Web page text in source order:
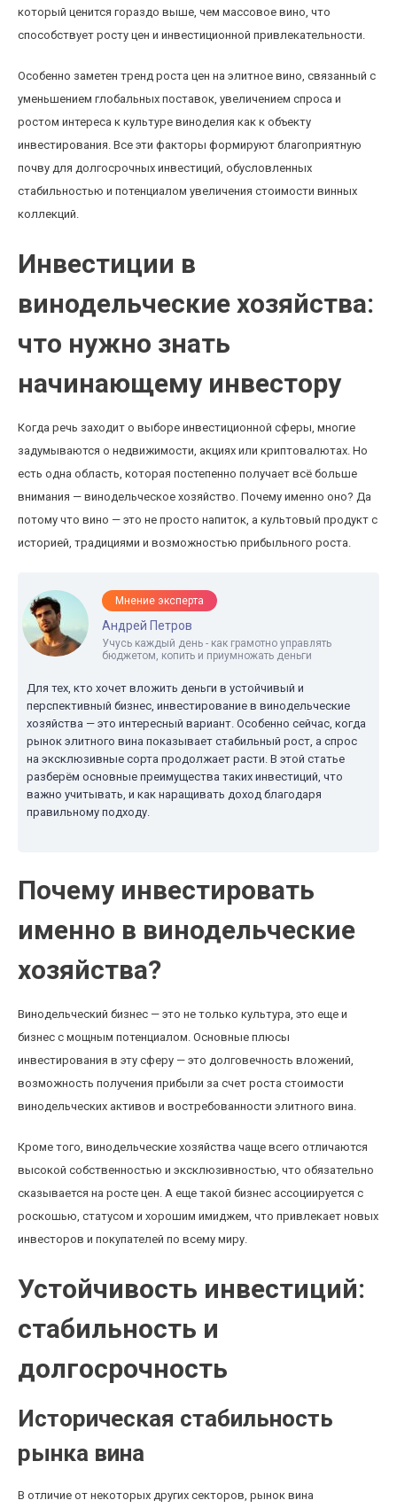
который ценится гораздо выше, чем массовое вино, что
способствует росту цен и инвестиционной привлекательности.
Особенно заметен тренд роста цен на элитное вино, связанный с
уменьшением глобальных поставок, увеличением спроса и
ростом интереса к культуре виноделия как к объекту
инвестирования. Все эти факторы формируют благоприятную
почву для долгосрочных инвестиций, обусловленных
стабильностью и потенциалом увеличения стоимости винных
коллекций.
Инвестиции в
винодельческие хозяйства:
что нужно знать
начинающему инвестору
Когда речь заходит о выборе инвестиционной сферы, многие
задумываются о недвижимости, акциях или криптовалютах. Но
есть одна область, которая постепенно получает всё больше
внимания — винодельческое хозяйство. Почему именно оно? Да
потому что вино — это не просто напиток, а культовый продукт с
историей, традициями и возможностью прибыльного роста.
Мнение эксперта
Андрей Петров
Учусь каждый день - как грамотно управлять
бюджетом, копить и приумножать деньги
Для тех, кто хочет вложить деньги в устойчивый и
перспективный бизнес, инвестирование в винодельческие
хозяйства — это интересный вариант. Особенно сейчас, когда
рынок элитного вина показывает стабильный рост, а спрос
на эксклюзивные сорта продолжает расти. В этой статье
разберём основные преимущества таких инвестиций, что
важно учитывать, и как наращивать доход благодаря
правильному подходу.
Почему инвестировать
именно в винодельческие
хозяйства?
Винодельческий бизнес — это не только культура, это еще и
бизнес с мощным потенциалом. Основные плюсы
инвестирования в эту сферу — это долговечность вложений,
возможность получения прибыли за счет роста стоимости
винодельческих активов и востребованности элитного вина.
Кроме того, винодельческие хозяйства чаще всего отличаются
высокой собственностью и эксклюзивностью, что обязательно
сказывается на росте цен. А еще такой бизнес ассоциируется с
роскошью, статусом и хорошим имиджем, что привлекает новых
инвесторов и покупателей по всему миру.
Устойчивость инвестиций:
стабильность и
долгосрочность
Историческая стабильность
рынка вина
В отличие от некоторых других секторов, рынок вина